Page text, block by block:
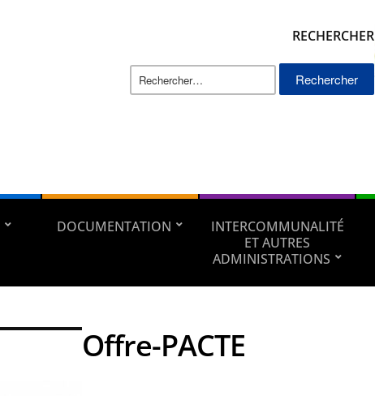
RECHERCHER
Rechercher :
DOCUMENTATION
INTERCOMMUNALITÉ
ET AUTRES
ADMINISTRATIONS
Offre-PACTE